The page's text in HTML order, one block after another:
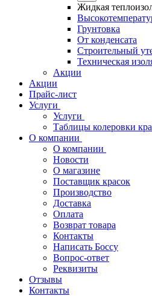
Жидкая
Грунтовка
От конденсата
Строительный
Техническая
Акции
Акции
Прайс-лист
Услуги
Услуги
Таблицы колеровки
О компании
О компании
Новости
О магазине
Поставщик красок
Производство
Доставка
Оплата
Возврат товара
Контакты
Написать Боссу
Вопрос-ответ
Реквизиты
Отзывы
Контакты